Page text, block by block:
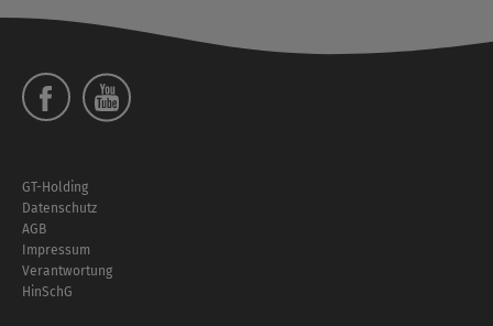
Social
Menü
Footer
Menü
GT-Holding
Datenschutz
AGB
Impressum
Verantwortung
HinSchG